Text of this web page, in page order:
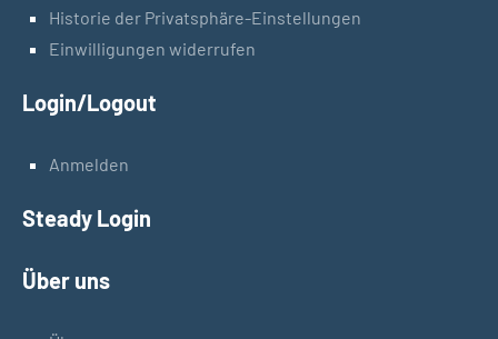
Historie der Privatsphäre-Einstellungen
Einwilligungen widerrufen
Login/Logout
Anmelden
Steady Login
Über uns